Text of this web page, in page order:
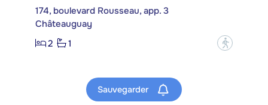
174, boulevard Rousseau, app. 3
Châteauguay
2
1 ?
Sauvegarder